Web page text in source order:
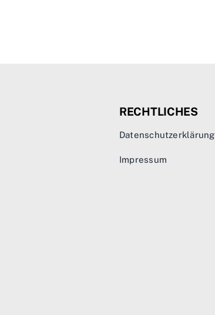
RECHTLICHES
Datenschutzerklärung
Impressum